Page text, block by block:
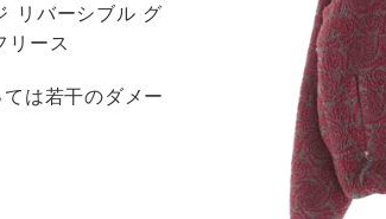
リバーシブル グ
リース
は若干のダメー